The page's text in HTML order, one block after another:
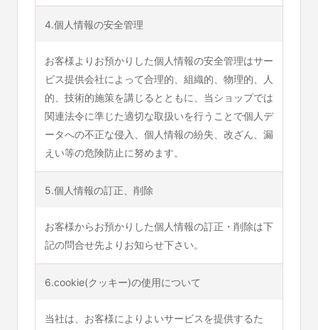
4.個人情報の安全管理
お客様よりお預かりした個人情報の安全管理はサー
ビス提供会社によって合理的、組織的、物理的、人
的、技術的施策を講じるとともに、当ショップでは
関連法令に準じた適切な取扱いを行うことで個人デ
ータへの不正な侵入、個人情報の紛失、改ざん、漏
えい等の危険防止に努めます。
5.個人情報の訂正、削除
お客様からお預かりした個人情報の訂正・削除は下
記の問合せ先よりお知らせ下さい。
6.cookie(クッキー)の使用について
当社は、お客様によりよいサービスを提供するた